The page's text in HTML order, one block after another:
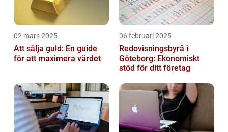
02 mars 2025
Att sälja guld: En guide
för att maximera värdet
06 februari 2025
Redovisningsbyrå i
Göteborg: Ekonomiskt
stöd för ditt företag